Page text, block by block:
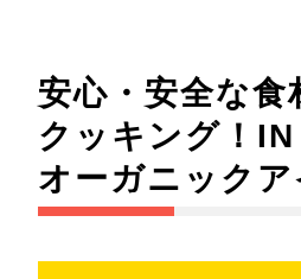
安心・安全な食
クッキング！
オーガニックア